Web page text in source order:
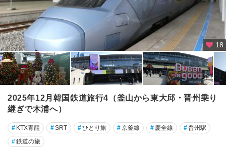
全
州
公
州
利
川
南
原
大
田
18
2025年12月韓国鉄道旅行4（釜山から東大邱・晋州乗り
継ぎで木浦へ）
# KTX青龍 #SRT #ひとり旅 #京釜線 # 慶全線 #晋州駅
#鉄道の旅